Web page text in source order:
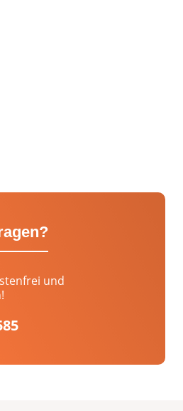
und